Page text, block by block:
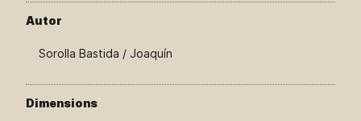
Autor
Sorolla Bastida / Joaquín
Dimensions